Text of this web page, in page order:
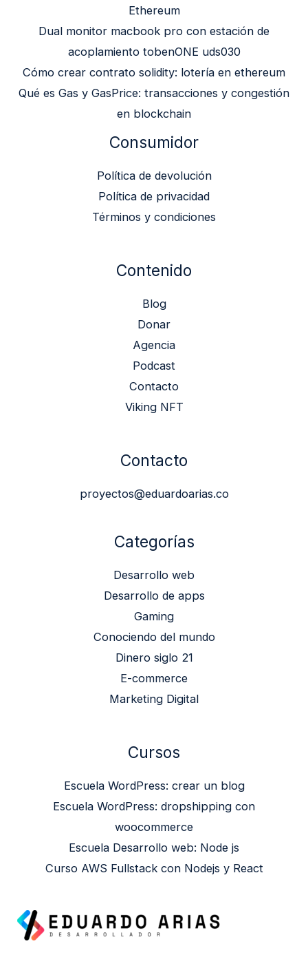
Ethereum
Dual monitor macbook pro con estación de
acoplamiento tobenONE uds030
Cómo crear contrato solidity: lotería en ethereum
Qué es Gas y GasPrice: transacciones y congestión
en blockchain
Consumidor
Política de devolución
Política de privacidad
Términos y condiciones
Contenido
Blog
Donar
Agencia
Podcast
Contacto
Viking NFT
Contacto
proyectos@eduardoarias.co
Categorías
Desarrollo web
Desarrollo de apps
Gaming
Conociendo del mundo
Dinero siglo 21
E-commerce
Marketing Digital
Cursos
Escuela WordPress: crear un blog
Escuela WordPress: dropshipping con
woocommerce
Escuela Desarrollo web: Node js
Curso AWS Fullstack con Nodejs y React